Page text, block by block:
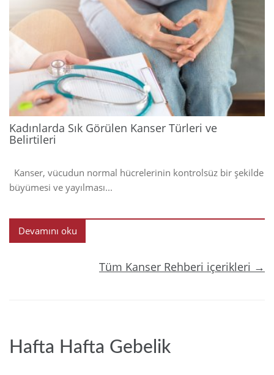
Kadınlarda Sık Görülen Kanser Türleri ve
Belirtileri
Kanser, vücudun normal hücrelerinin kontrolsüz bir şekilde
büyümesi ve yayılması...
Devamını oku
Tüm Kanser Rehberi içerikleri →
Hafta Hafta Gebelik